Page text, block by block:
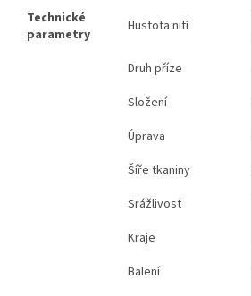
Technické
parametry
Hustota nití
Druh příze
Složení
Úprava
Šíře tkaniny
Srážlivost
Kraje
Balení